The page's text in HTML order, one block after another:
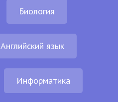
Биология
Английский язык
Информатика